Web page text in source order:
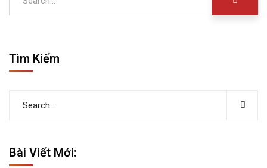
Tìm Kiếm
Bài Viết Mới: